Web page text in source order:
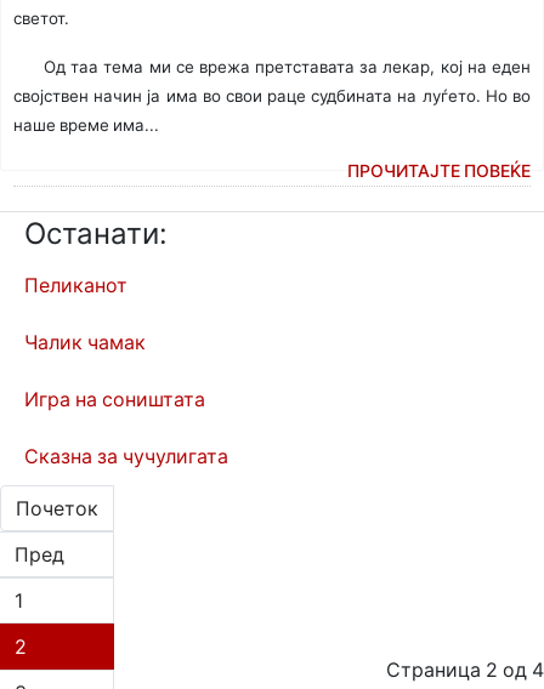
светот.
Од таа тема ми се врежа претставата за лекар, кој на еден
својствен начин ја има во свои раце судбината на луѓето. Но во
наше време има...
ПРОЧИТАЈТЕ ПОВЕЌЕ
Останати:
Пеликанот
Чалик чамак
Игра на соништата
Сказна за чучулигата
Почеток
Пред
1
2
Страница 2 од 4